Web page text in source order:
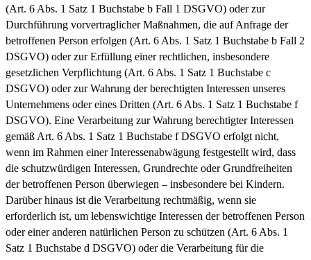
(Art. 6 Abs. 1 Satz 1 Buchstabe b Fall 1 DSGVO) oder zur
Durchführung vorvertraglicher Maßnahmen, die auf Anfrage der
betroffenen Person erfolgen (Art. 6 Abs. 1 Satz 1 Buchstabe b Fall 2
DSGVO) oder zur Erfüllung einer rechtlichen, insbesondere
gesetzlichen Verpflichtung (Art. 6 Abs. 1 Satz 1 Buchstabe c
DSGVO) oder zur Wahrung der berechtigten Interessen unseres
Unternehmens oder eines Dritten (Art. 6 Abs. 1 Satz 1 Buchstabe f
DSGVO). Eine Verarbeitung zur Wahrung berechtigter Interessen
gemäß Art. 6 Abs. 1 Satz 1 Buchstabe f DSGVO erfolgt nicht,
wenn im Rahmen einer Interessenabwägung festgestellt wird, dass
die schutzwürdigen Interessen, Grundrechte oder Grundfreiheiten
der betroffenen Person überwiegen – insbesondere bei Kindern.
Darüber hinaus ist die Verarbeitung rechtmäßig, wenn sie
erforderlich ist, um lebenswichtige Interessen der betroffenen Person
oder einer anderen natürlichen Person zu schützen (Art. 6 Abs. 1
Satz 1 Buchstabe d DSGVO) oder die Verarbeitung für die